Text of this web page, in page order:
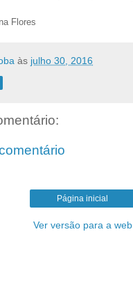
Flores
às julho 30, 2016
Página inicial
Ver versão para a web